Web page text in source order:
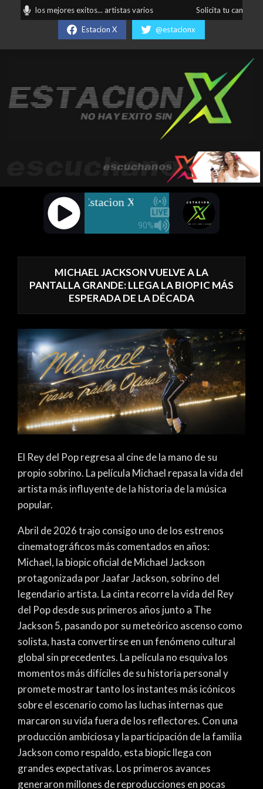
los mejores exitos... artistas varios Solicita tu canción
Estacion X @estacionx
MICHAEL JACKSON VUELVE A LA
PANTALLA GRANDE: LLEGA LA BIOPIC MÁS
ESPERADA DE LA DÉCADA
El Rey del Pop regresa al cine de la mano de su
propio sobrino. La película Michael repasa la vida del
artista más influyente de la historia de la música
popular.
Abril de 2026 trajo consigo uno de los estrenos
cinematográficos más comentados en años:
Michael, la biopic oficial de Michael Jackson
protagonizada por Jaafar Jackson, sobrino del
legendario artista. La cinta recorre la vida del Rey
del Pop desde sus primeros años junto a The
Jackson 5, pasando por su meteórico ascenso como
solista, hasta convertirse en un fenómeno cultural
global sin precedentes. La película no esquiva los
momentos más difíciles de su historia personal y
promete mostrar tanto los instantes más icónicos
sobre el escenario como las luchas internas que
marcaron su vida fuera de los reflectores. Con una
producción ambiciosa y la participación de la familia
Jackson como respaldo, esta biopic llega con
grandes expectativas. Los primeros avances
generaron millones de reproducciones en pocas